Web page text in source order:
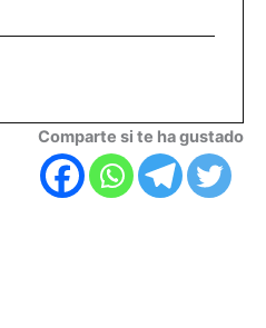
Comparte si te ha gustado